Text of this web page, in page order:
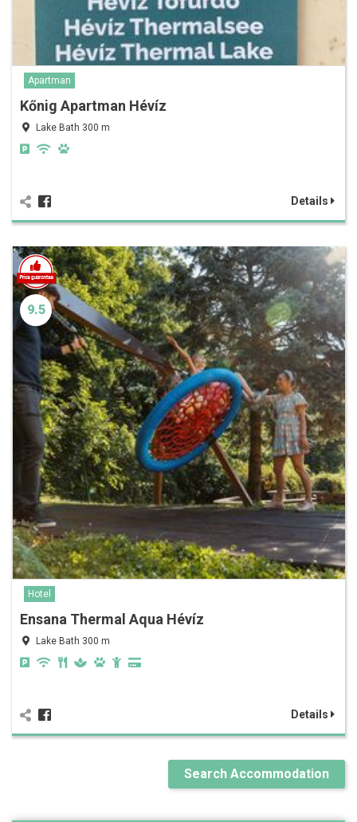
Apartman
Kőnig Apartman Hévíz
Lake Bath 300 m
Details
9.5
Hotel
Ensana Thermal Aqua Hévíz
Lake Bath 300 m
Details
Search Accommodation